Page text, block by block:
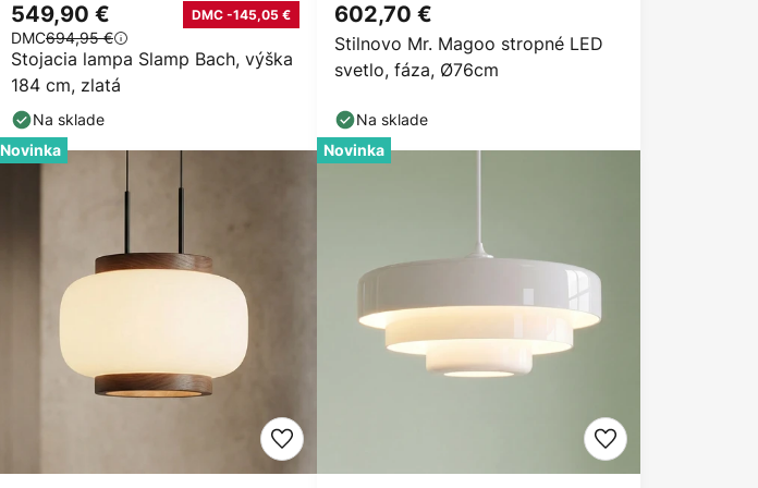
Stojacia lampa Slamp Bach, výška
184 cm, zlatá
549,90 € DMC -145,05 €
DMC694,95 €
Na sklade
Stilnovo Mr. Magoo stropné LED
svetlo, fáza, Ø76cm
602,70 €
Na sklade
Novinka Novinka